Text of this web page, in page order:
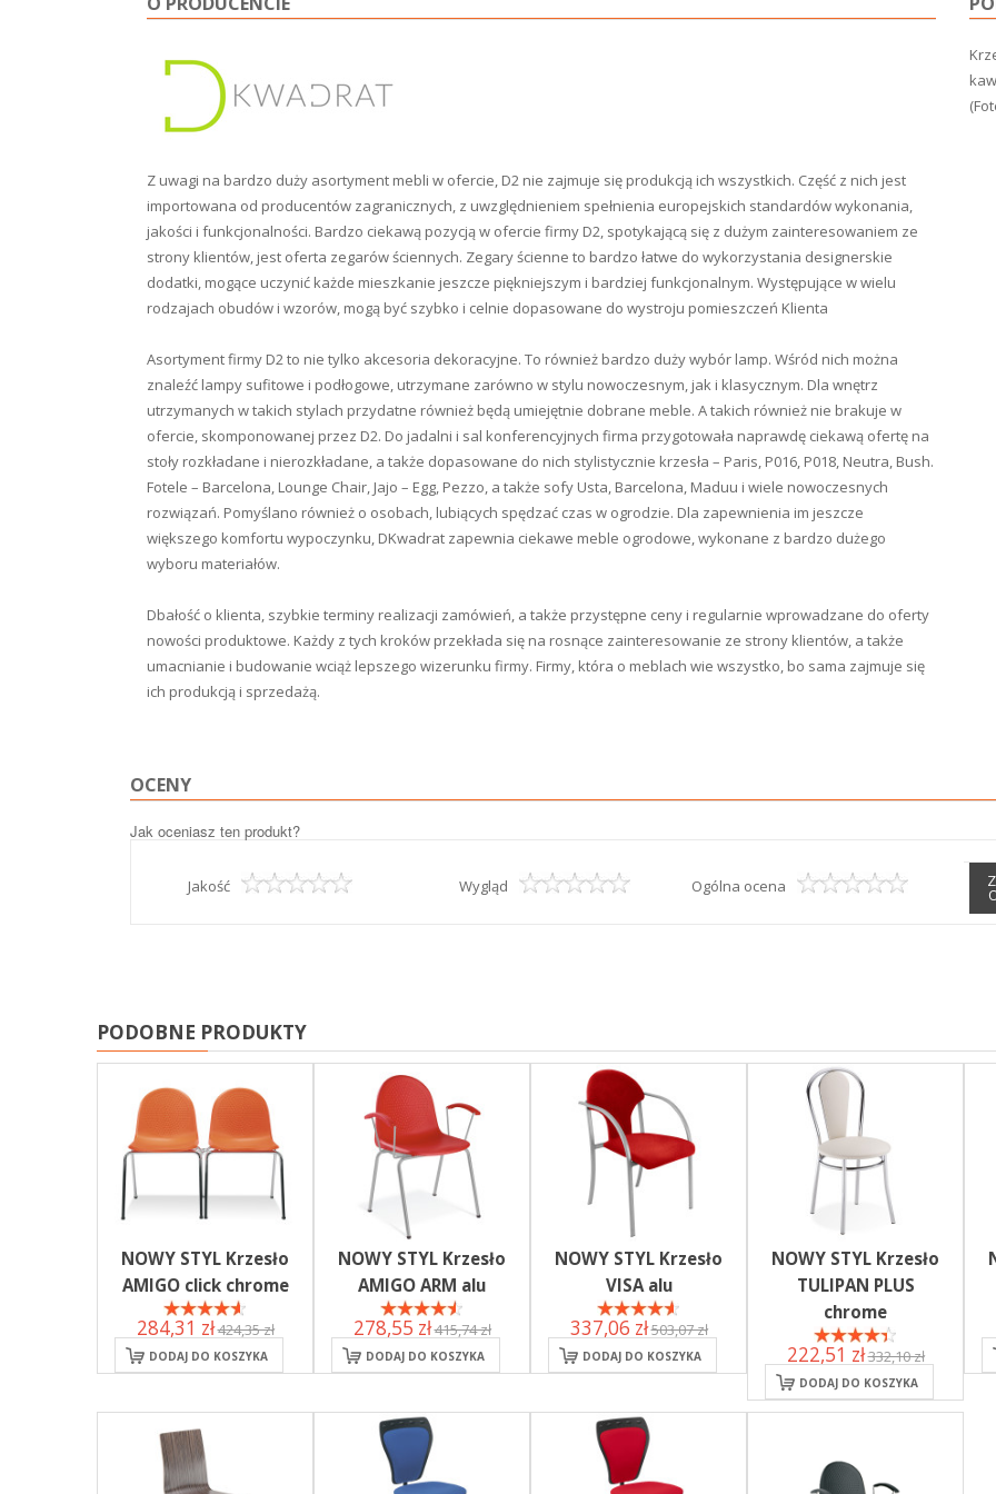
Z uwagi na bardzo duży asortyment mebli w ofercie, D2 nie zajmuje się produkcją ich wszystkich. Część z nich jest
importowana od producentów zagranicznych, z uwzględnieniem spełnienia europejskich standardów wykonania,
jakości i funkcjonalności. Bardzo ciekawą pozycją w ofercie firmy D2, spotykającą się z dużym zainteresowaniem ze
strony klientów, jest oferta zegarów ściennych. Zegary ścienne to bardzo łatwe do wykorzystania designerskie
dodatki, mogące uczynić każde mieszkanie jeszcze piękniejszym i bardziej funkcjonalnym. Występujące w wielu
rodzajach obudów i wzorów, mogą być szybko i celnie dopasowane do wystroju pomieszczeń Klienta
Asortyment firmy D2 to nie tylko akcesoria dekoracyjne. To również bardzo duży wybór lamp. Wśród nich można
znaleźć lampy sufitowe i podłogowe, utrzymane zarówno w stylu nowoczesnym, jak i klasycznym. Dla wnętrz
utrzymanych w takich stylach przydatne również będą umiejętnie dobrane meble. A takich również nie brakuje w
ofercie, skomponowanej przez D2. Do jadalni i sal konferencyjnych firma przygotowała naprawdę ciekawą ofertę na
stoły rozkładane i nierozkładane, a także dopasowane do nich stylistycznie krzesła – Paris, P016, P018, Neutra, Bush.
Fotele – Barcelona, Lounge Chair, Jajo – Egg, Pezzo, a także sofy Usta, Barcelona, Maduu i wiele nowoczesnych
rozwiązań. Pomyślano również o osobach, lubiących spędzać czas w ogrodzie. Dla zapewnienia im jeszcze
większego komfortu wypoczynku, DKwadrat zapewnia ciekawe meble ogrodowe, wykonane z bardzo dużego
wyboru materiałów.
Dbałość o klienta, szybkie terminy realizacji zamówień, a także przystępne ceny i regularnie wprowadzane do oferty
nowości produktowe. Każdy z tych kroków przekłada się na rosnące zainteresowanie ze strony klientów, a także
umacnianie i budowanie wciąż lepszego wizerunku firmy. Firmy, która o meblach wie wszystko, bo sama zajmuje się
ich produkcją i sprzedażą.
OCENY
Jak oceniasz ten produkt?
Jakość Wygląd Ogólna ocena
PODOBNE PRODUKTY
NOWY STYL Krzesło
AMIGO click chrome
284,31 zł424,35 zł
DODAJ DO KOSZYKA
NOWY STYL Krzesło
AMIGO ARM alu
278,55 zł415,74 zł
DODAJ DO KOSZYKA
NOWY STYL Krzesło
VISA alu
337,06 zł503,07 zł
DODAJ DO KOSZYKA
NOWY STYL Krzesło
TULIPAN PLUS
chrome
222,51 zł332,10 zł
DODAJ DO KOSZYKA